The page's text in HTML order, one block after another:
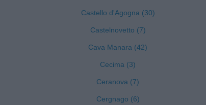
Castello d'Agogna (30)
Castelnovetto (7)
Cava Manara (42)
Cecima (3)
Ceranova (7)
Cergnago (6)